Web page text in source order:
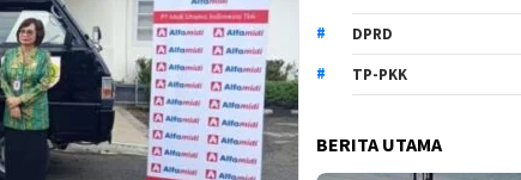
DPRD
TP-PKK
BERITA UTAMA